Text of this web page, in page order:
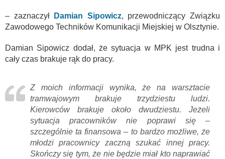
– zaznaczył Damian Sipowicz, przewodniczący Związku
Zawodowego Techników Komunikacji Miejskiej w Olsztynie.
Damian Sipowicz dodał, że sytuacja w MPK jest trudna i
cały czas brakuje rąk do pracy.
Z moich informacji wynika, że na warsztacie
tramwajowym brakuje trzydziestu ludzi.
Kierowców brakuje około dwudziestu. Jeżeli
sytuacja pracowników nie poprawi się –
szczególnie ta finansowa – to bardzo możliwe, że
młodzi pracownicy zaczną szukać innej pracy.
Skończy się tym, że nie będzie miał kto naprawiać